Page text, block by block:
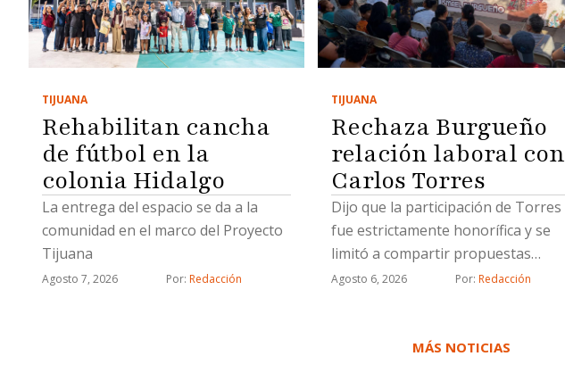
TIJUANA
Rehabilitan cancha
de fútbol en la
colonia Hidalgo
La entrega del espacio se da a la
comunidad en el marco del Proyecto
Tijuana
Agosto 7, 2026 Por: Redacción
TIJUANA
Rechaza Burgueño
relación laboral con
Carlos Torres
Dijo que la participación de Torres
fue estrictamente honorífica y se
limitó a compartir propuestas
relacionadas con proyectos
Agosto 6, 2026 Por: Redacción
MÁS NOTICIAS